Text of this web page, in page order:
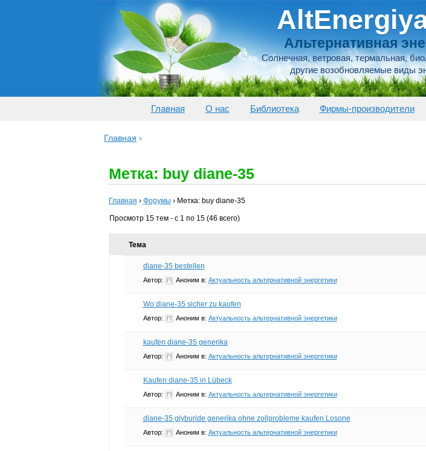
Альтернативная
Солнечная, ветровая, термальная,
другие возобновляемые виды
Главная О нас Библиотека Фирмы-производители
Главная ›
Метка: buy diane-35
Главная › Форумы › Метка: buy diane-35
Просмотр 15 тем - с 1 по 15 (46 всего)
Тема
diane-35 bestellen
Автор: Аноним в: Актуальность альтернативной энергетики
Wo diane-35 sicher zu kaufen
Автор: Аноним в: Актуальность альтернативной энергетики
kaufen diane-35 generika
Автор: Аноним в: Актуальность альтернативной энергетики
Kaufen diane-35 in Lübeck
Автор: Аноним в: Актуальность альтернативной энергетики
diane-35 glyburide generika ohne zollprobleme kaufen Losone
Автор: Аноним в: Актуальность альтернативной энергетики